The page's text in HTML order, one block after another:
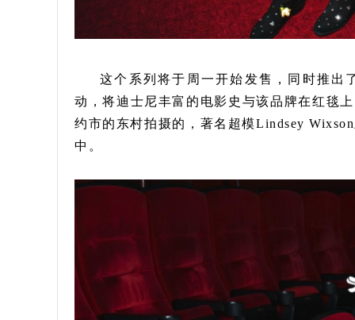
这个系列将于周一开始发售，同时推出
动，将迪士尼丰富的电影史与该品牌在红毯
约市的东村拍摄的，著名超模Lindsey
中。